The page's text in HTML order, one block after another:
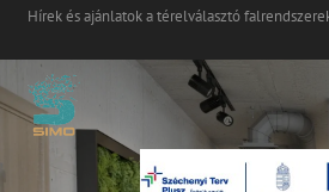
Hírek és ajánlatok a térelválasztó